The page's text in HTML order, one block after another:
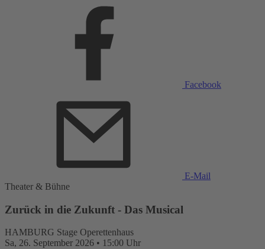
Facebook
E-Mail
Theater & Bühne
Zurück in die Zukunft - Das Musical
HAMBURG Stage Operettenhaus
Sa, 26. September 2026 • 15:00 Uhr